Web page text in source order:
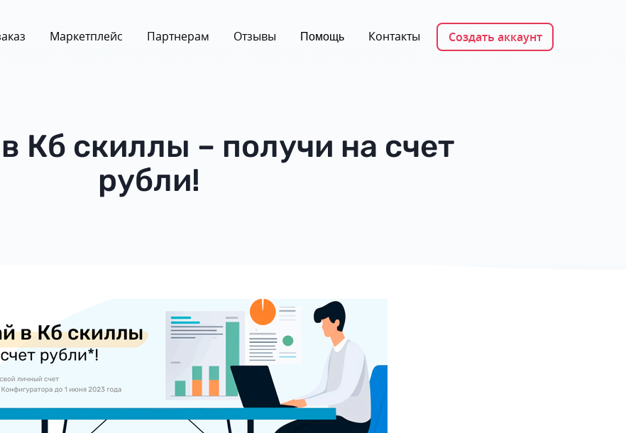
Маркетплейс Партнерам Отзывы Помощь Контакты Создать аккаунт
Кб скиллы – получи на счет
рубли!